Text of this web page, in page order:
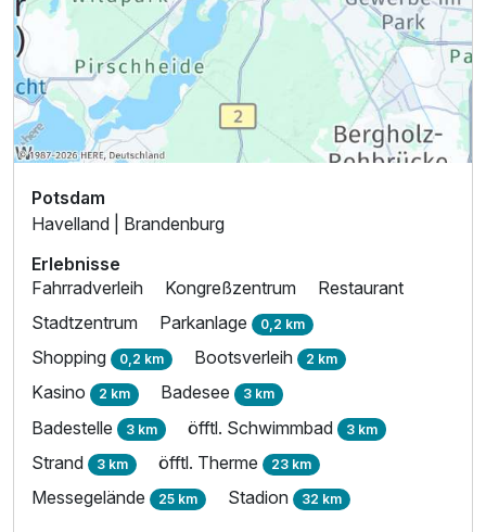
Potsdam
Havelland | Brandenburg
Erlebnisse
Fahrradverleih
Kongreßzentrum
Restaurant
Stadtzentrum
Parkanlage 0,2 km
Shopping 0,2 km Bootsverleih 2 km
Kasino 2 km Badesee 3 km
Badestelle 3 km öfftl. Schwimmbad 3 km
Strand 3 km öfftl. Therme 23 km
Messegelände 25 km Stadion 32 km